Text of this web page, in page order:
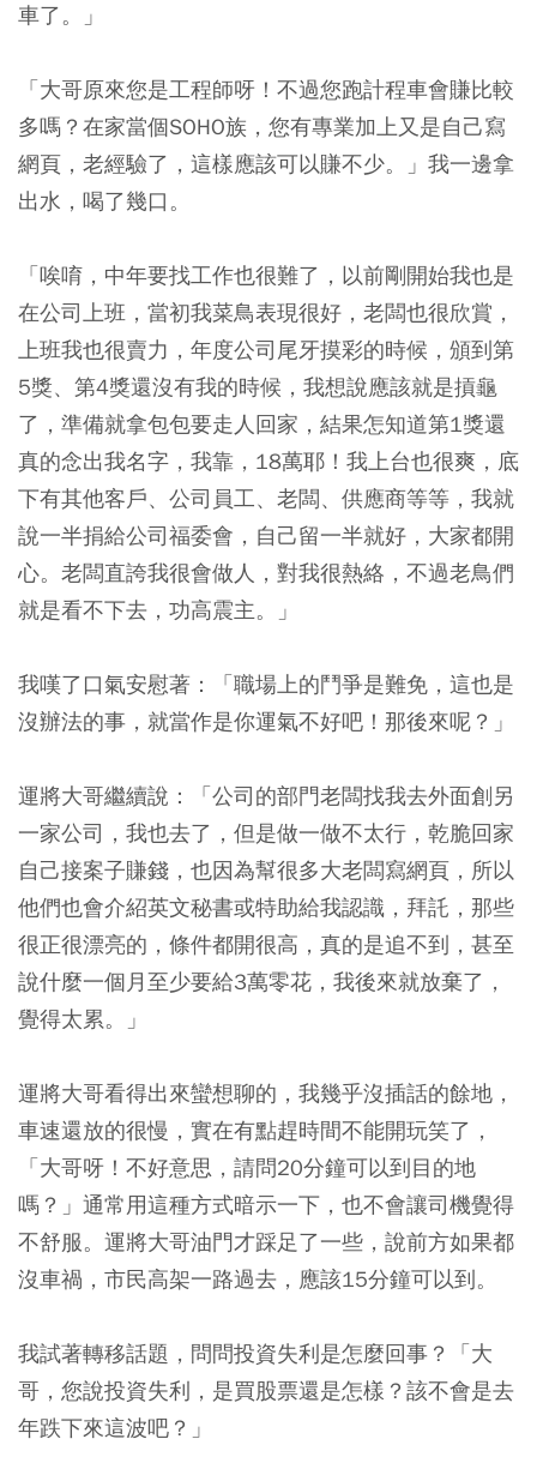
車了。」
「大哥原來您是工程師呀！不過您跑計程車會賺比較
多嗎？在家當個SOHO族，您有專業加上又是自己寫
網頁，老經驗了，這樣應該可以賺不少。」我一邊拿
出水，喝了幾口。
「唉唷，中年要找工作也很難了，以前剛開始我也是
在公司上班，當初我菜鳥表現很好，老闆也很欣賞，
上班我也很賣力，年度公司尾牙摸彩的時候，頒到第
5獎、第4獎還沒有我的時候，我想說應該就是摃龜
了，準備就拿包包要走人回家，結果怎知道第1獎還
真的念出我名字，我靠，18萬耶！我上台也很爽，底
下有其他客戶、公司員工、老闆、供應商等等，我就
說一半捐給公司福委會，自己留一半就好，大家都開
心。老闆直誇我很會做人，對我很熱絡，不過老鳥們
就是看不下去，功高震主。」
我嘆了口氣安慰著：「職場上的鬥爭是難免，這也是
沒辦法的事，就當作是你運氣不好吧！那後來呢？」
運將大哥繼續說：「公司的部門老闆找我去外面創另
一家公司，我也去了，但是做一做不太行，乾脆回家
自己接案子賺錢，也因為幫很多大老闆寫網頁，所以
他們也會介紹英文秘書或特助給我認識，拜託，那些
很正很漂亮的，條件都開很高，真的是追不到，甚至
說什麼一個月至少要給3萬零花，我後來就放棄了，
覺得太累。」
運將大哥看得出來蠻想聊的，我幾乎沒插話的餘地，
車速還放的很慢，實在有點趕時間不能開玩笑了，
「大哥呀！不好意思，請問20分鐘可以到目的地
嗎？」通常用這種方式暗示一下，也不會讓司機覺得
不舒服。運將大哥油門才踩足了一些，說前方如果都
沒車禍，市民高架一路過去，應該15分鐘可以到。
我試著轉移話題，問問投資失利是怎麼回事？「大
哥，您說投資失利，是買股票還是怎樣？該不會是去
年跌下來這波吧？」